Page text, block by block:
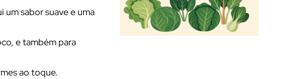
um sabor suave e uma
e também para
ao toque.